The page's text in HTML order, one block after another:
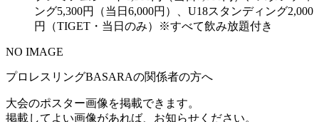
ング5,300円（当日6,000円）、U18スタンディング2,000
円（TIGET・当日のみ）※すべて飲み放題付き
NO IMAGE
プロレスリングBASARAの関係者の方へ
大会のポスター画像を掲載できます。
掲載してよい画像があれば、お知らせください。